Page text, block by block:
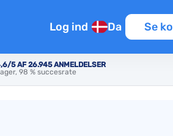
Log ind Da Se
5 AF 26.945 ANMELDELSER
98 % succesrate